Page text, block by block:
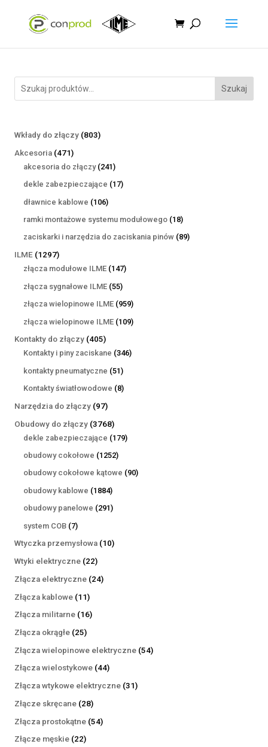
Szukaj
Wkłady do złączy 803803
Akcesoria 471471
produktów
akcesoria do złączy 241241
produktów
dekle zabezpieczające 1717
dławnice kablowe 106106
produktów
ramki montażowe systemu modułowego 1818
produktów
zaciskarki i narzędzia do zaciskania pinów 8989
ILME 12971297
produktów
złącza modułowe ILME 147147
złącza sygnałowe ILME 5555
produktów
złącza wielopinowe ILME 959959
produktów
złącza wielopinowe ILME 109109
Kontakty do złączy 405405
produktów
Kontakty i piny zaciskane 346346
kontakty pneumatyczne 5151
produktów
Kontakty światłowodowe 88
Narzędzia do złączy 9797
produktów
Obudowy do złączy 37683768
produktów
dekle zabezpieczające 179179
obudowy cokołowe 12521252
produkty
obudowy cokołowe kątowe 9090
obudowy kablowe 18841884
produkty
obudowy panelowe 291291
system COB 77
produktów
Wtyczka przemysłowa 1010
Wtyki elektryczne 2222
produkty
Złącza elektryczne 2424
Złącza kablowe 1111
produktów
Złącza militarne 1616
Złącza okrągłe 2525
produktów
Złącza wielopinowe elektryczne 5454
Złącza wielostykowe 4444
produkty
Złącza wtykowe elektryczne 3131
Złącze skręcane 2828
produktów
Złącza prostokątne 5454
Złącze męskie 2222